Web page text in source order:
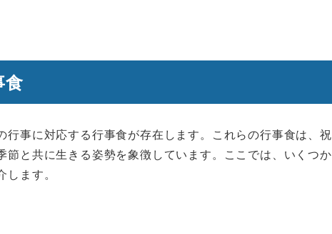
食
事に対応する行事食が存在します。これらの行事食は、祝
と共に生きる姿勢を象徴しています。ここでは、いくつか
ます。